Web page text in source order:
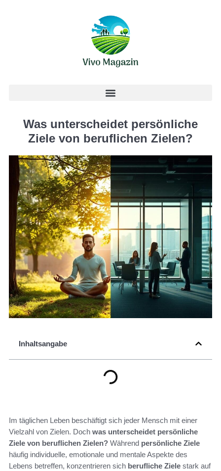
Was unterscheidet persönliche
Ziele von beruflichen Zielen?
Inhaltsangabe
Im täglichen Leben beschäftigt sich jeder Mensch mit einer
Vielzahl von Zielen. Doch was unterscheidet persönliche
Ziele von beruflichen Zielen? Während persönliche Ziele
häufig individuelle, emotionale und mentale Aspekte des
Lebens betreffen, konzentrieren sich berufliche Ziele stark auf